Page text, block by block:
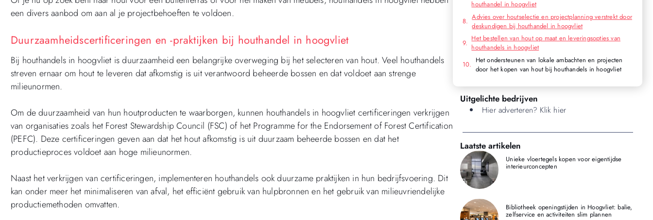
een divers aanbod om aan al je projectbehoeften te voldoen.
Duurzaamheidscertificeringen en -praktijken bij houthandel in hoogvliet
Bij houthandels in hoogvliet is duurzaamheid een belangrijke overweging bij het selecteren van hout. Veel houthandels
streven ernaar om hout te leveren dat afkomstig is uit verantwoord beheerde bossen en dat voldoet aan strenge
milieunormen.
Om de duurzaamheid van hun houtproducten te waarborgen, kunnen houthandels in hoogvliet certificeringen verkrijgen
van organisaties zoals het Forest Stewardship Council (FSC) of het Programme for the Endorsement of Forest Certification
(PEFC). Deze certificeringen geven aan dat het hout afkomstig is uit duurzaam beheerde bossen en dat het
productieproces voldoet aan hoge milieunormen.
Naast het verkrijgen van certificeringen, implementeren houthandels ook duurzame praktijken in hun bedrijfsvoering. Dit
kan onder meer het minimaliseren van afval, het efficiënt gebruik van hulpbronnen en het gebruik van milieuvriendelijke
productiemethoden omvatten.
houthandel in hoogvliet
Advies over houtselectie en projectplanning verstrekt door
deskundigen bij houthandel in hoogvliet
Het bestellen van hout op maat en leveringsopties van
houthandels in hoogvliet
Het ondersteunen van lokale ambachten en projecten
door het kopen van hout bij houthandels in hoogvliet
Uitgelichte bedrijven
Hier adverteren? Klik hier
Laatste artikelen
Unieke vloertegels kopen voor eigentijdse
interieurconcepten
Bibliotheek openingstijden in Hoogvliet: balie,
zelfservice en activiteiten slim plannen